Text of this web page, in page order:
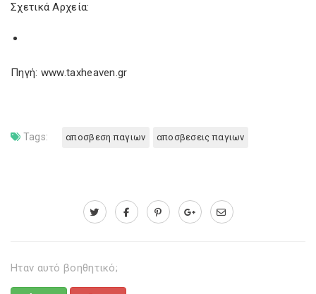
Σχετικά Αρχεία:
Πηγή: www.taxheaven.gr
Tags: αποσβεση παγιων αποσβεσεις παγιων
Ηταν αυτό βοηθητικό;